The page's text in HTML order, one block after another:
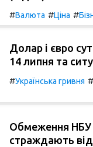
#Валюта #Ціна #
Долар і євро
14 липня та
#Українська гривня #
Обмеження НБУ
страждають від